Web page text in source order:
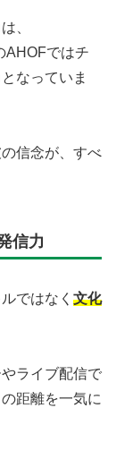
、
AHOFではチ
なっていま
信念が、すべ
信力
ではなく 文化
ライブ配信で
距離を一気に